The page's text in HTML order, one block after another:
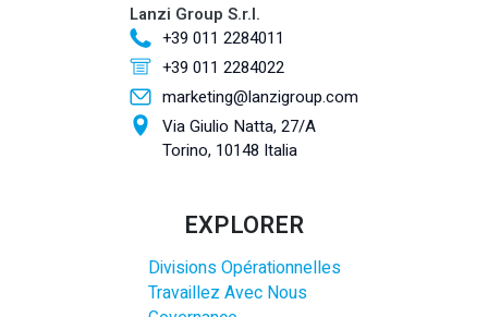
Lanzi Group S.r.l.
+39 011 2284011
+39 011 2284022
marketing@lanzigroup.com
Via Giulio Natta, 27/A
Torino, 10148 Italia
EXPLORER
Divisions Opérationnelles
Travaillez Avec Nous